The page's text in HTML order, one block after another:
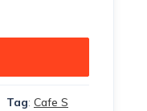
Tag: Cafe S